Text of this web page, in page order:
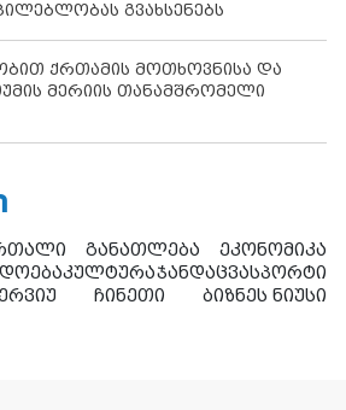
გვახსენებს
ქრთამის მოთხოვნისა და
მერიის თანამშრომელი
განათლება
ეკონომიკა
კულტურაჯანდაცვასპორტი
ჩინეთი ბიზნეს ნიუსი